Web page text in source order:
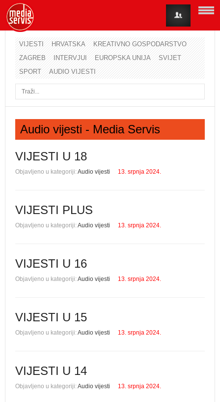
VIJESTI HRVATSKA
KREATIVNO GOSPODARSTVO
ZAGREB
INTERVJUI EUROPSKA UNIJA
SVIJET
SPORT
AUDIO VIJESTI
Audio vijesti - Media Servis
VIJESTI U 18
Objavljeno u kategoriji:Audio vijesti 13. srpnja 2024.
VIJESTI PLUS
Objavljeno u kategoriji:Audio vijesti 13. srpnja 2024.
VIJESTI U 16
Objavljeno u kategoriji:Audio vijesti 13. srpnja 2024.
VIJESTI U 15
Objavljeno u kategoriji:Audio vijesti 13. srpnja 2024.
VIJESTI U 14
Objavljeno u kategoriji:Audio vijesti 13. srpnja 2024.
Korisničko ime
Lozinka
Zaboravili ste lozinku?